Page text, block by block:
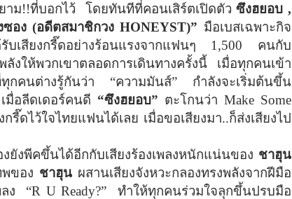
าม!!ที่บอกไว้
โดยทันทีที่คอนเสิร์ตเปิดตัวซึงฮยอบ ,
ซอง (อดีตสมาชิกวงHONEYST)” มือเบสเฉพาะกิจ
บเสียงกรี๊ดอย่างร้อนแรงจากแฟนๆ 1 ,500 คนกับ
งให้พวกเขาตลอดการเดินทางครั้งนี้ เมื่อทุกคนเข้า
กคนต่างรู้กันว่า “ความมันส์” กำลังจะเริ่มต้นขึ้น
มื่อลีดเดอร์คนดี “ซึงฮยอบ” ตะโกนว่า Make Some
รี๊ดไว้ใจไทยแฟนได้เลย เมื่อขอเสียงมา..ก็ส่งเสียงไป
ยังพีคขึ้นได้อีกกับเสียงร้องเพลงหนักแน่นของ ชาฮุน
พของ ชาฮุนผสานเสียงจังหวะกลองทรงพลังจากฝีมือ
ง “R U Ready?”
ทำให้ทุกคนร่วมใจลุกขึ้นปรบมือ